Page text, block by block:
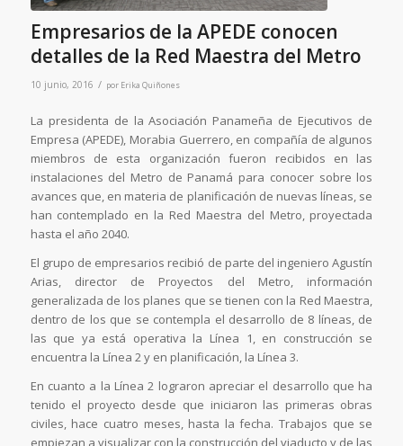
Empresarios de la APEDE conocen
detalles de la Red Maestra del Metro
10 junio, 2016 / por Erika Quiñones
La presidenta de la Asociación Panameña de Ejecutivos de
Empresa (APEDE), Morabia Guerrero, en compañía de algunos
miembros de esta organización fueron recibidos en las
instalaciones del Metro de Panamá para conocer sobre los
avances que, en materia de planificación de nuevas líneas, se
han contemplado en la Red Maestra del Metro, proyectada
hasta el año 2040.
El grupo de empresarios recibió de parte del ingeniero Agustín
Arias, director de Proyectos del Metro, información
generalizada de los planes que se tienen con la Red Maestra,
dentro de los que se contempla el desarrollo de 8 líneas, de
las que ya está operativa la Línea 1, en construcción se
encuentra la Línea 2 y en planificación, la Línea 3.
En cuanto a la Línea 2 lograron apreciar el desarrollo que ha
tenido el proyecto desde que iniciaron las primeras obras
civiles, hace cuatro meses, hasta la fecha. Trabajos que se
empiezan a visualizar con la construcción del viaducto y de las